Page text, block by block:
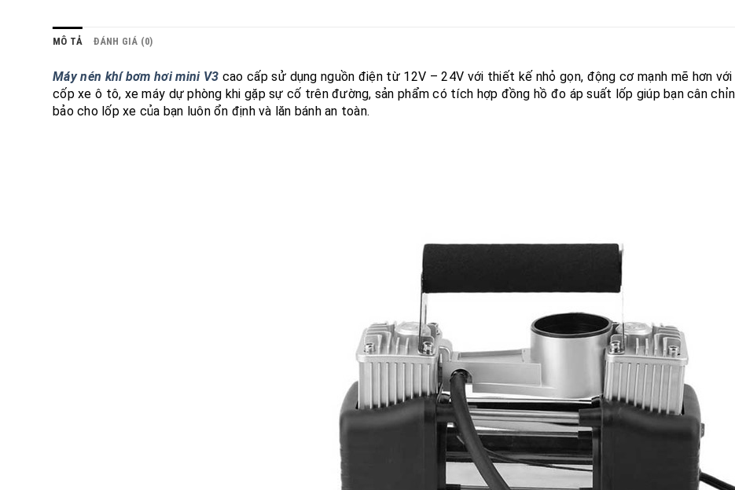
MÔ TẢ ĐÁNH GIÁ (0)
Máy nén khí bơm hơi mini V3 cao cấp sử dụng nguồn điện từ 12V – 24V với thiết kế nhỏ gọn, động cơ mạnh mẽ hơn
cốp xe ô tô, xe máy dự phòng khi gặp sự cố trên đường, sản phẩm có tích hợp đồng hồ đo áp suất lốp giúp bạn cân
bảo cho lốp xe của bạn luôn ổn định và lăn bánh an toàn.